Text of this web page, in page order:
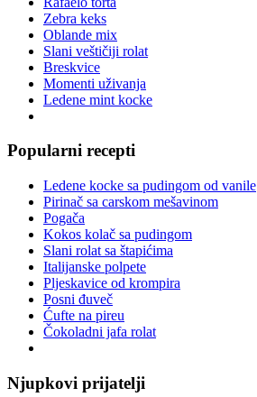
Zebra keks
Oblande mix
Slani veštičiji rolat
Breskvice
Momenti uživanja
Ledene mint kocke
Popularni recepti
Ledene kocke sa pudingom od vanile
Pirinač sa carskom mešavinom
Pogača
Kokos kolač sa pudingom
Slani rolat sa štapićima
Italijanske polpete
Pljeskavice od krompira
Posni đuveč
Ćufte na pireu
Čokoladni jafa rolat
Njupkovi prijatelji